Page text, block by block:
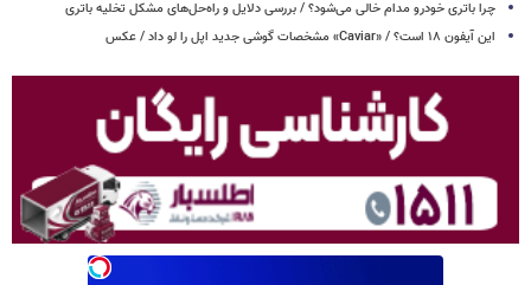
چرا باتری خودرو مدام خالی می‌شود؟ / بررسی دلایل و راه‌حل‌های مشکل تخلیه باتری
این آیفون ۱۸ است؟ / «Caviar» مشخصات گوشی جدید اپل را لو داد / عکس